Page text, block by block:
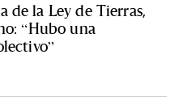
de la Ley de Tierras,
“Hubo una